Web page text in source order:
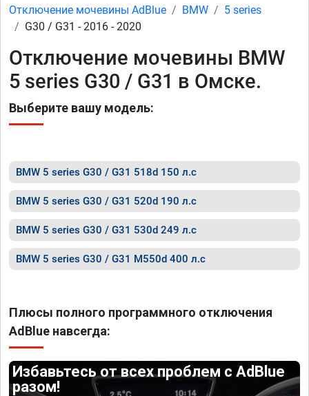
Отключение мочевины AdBlue BMW
5 series
G30 / G31 - 2016 - 2020
Отключение мочевины BMW
5 series G30 / G31 в Омске.
Выберите вашу модель:
BMW 5 series G30 / G31 518d 150 л.с
BMW 5 series G30 / G31 520d 190 л.с
BMW 5 series G30 / G31 530d 249 л.с
BMW 5 series G30 / G31 M550d 400 л.с
Плюсы полного программного отключения
AdBlue навсегда:
Избавьтесь от всех проблем с AdBlue
разом!